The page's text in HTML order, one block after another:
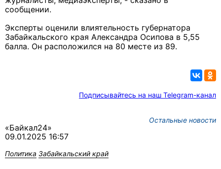
сообщении.
Эксперты оценили влиятельность губернатора
Забайкальского края Александра Осипова в 5,55
балла. Он расположился на 80 месте из 89.
Подписывайтесь на наш Telegram-канал
Остальные новости
«Байкал24»
09.01.2025 16:57
Политика Забайкальский край